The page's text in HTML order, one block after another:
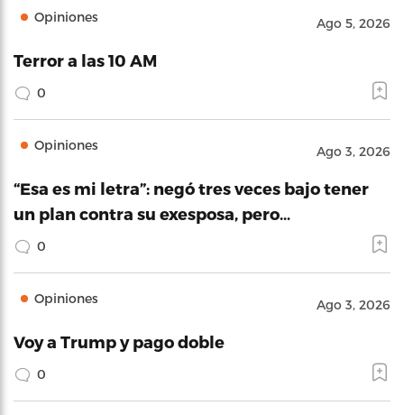
Opiniones Ago 5, 2026
Terror a las 10 AM
0
Opiniones Ago 3, 2026
“Esa es mi letra”: negó tres veces bajo tener
un plan contra su exesposa, pero…
0
Opiniones Ago 3, 2026
Voy a Trump y pago doble
0